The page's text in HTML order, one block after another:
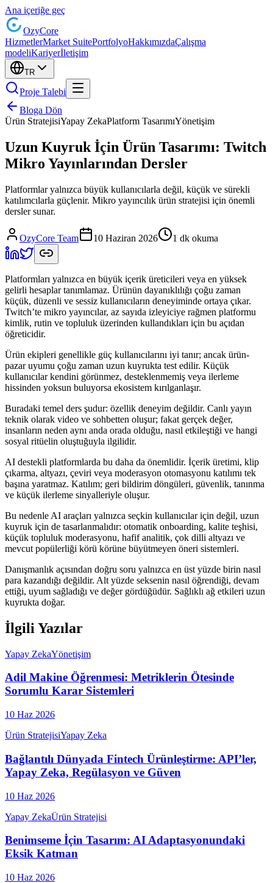
Ana içeriğe geç
OzyCore
HizmetlerMarket SuitePortfolyoHakkımızdaÇalışma
modeliKariyerİletişim
TR
Proje Talebi
Bloga Dön
Ürün StratejisiYapay ZekaPlatform TasarımıYönetişim
Uzun Kuyruk İçin Ürün Tasarımı: Twitch
Mikro Yayınlarından Dersler
Platformlar yalnızca büyük kullanıcılarla değil, küçük ve sürekli
katılımcılarla güçlenir. Mikro yayıncılık ürün stratejisi için önemli
dersler sunar.
OzyCore Team 10 Haziran 2026 1 dk okuma
Platformları yalnızca en büyük içerik üreticileri veya en yüksek
gelirli hesaplar tanımlamaz. Ürünün dayanıklılığı çoğu zaman
küçük, düzenli ve sessiz kullanıcıların deneyiminde ortaya çıkar.
Twitch’te mikro yayıncılar, az sayıda izleyiciye rağmen platformu
kimlik, rutin ve topluluk üzerinden kullandıkları için bu açıdan
öğreticidir.
Ürün ekipleri genellikle güç kullanıcılarını iyi tanır; ancak ürün-
pazar uyumu çoğu zaman uzun kuyrukta test edilir. Küçük
kullanıcılar kendini görünmez, desteklenmemiş veya ilerleme
hissinden yoksun buluyorsa ekosistem kırılganlaşır.
Buradaki temel ders şudur: özellik deneyim değildir. Canlı yayın
teknik olarak video ve sohbetten oluşur; fakat gerçek değer,
insanların neden aynı anda orada olduğu, nasıl etkileştiği ve hangi
sosyal ritüelin oluştuğuyla ilgilidir.
AI destekli platformlarda bu daha da önemlidir. İçerik üretimi, klip
çıkarma, altyazı, çeviri veya moderasyon otomasyonu katılımı tek
başına yaratmaz. Katılım; geri bildirim döngüleri, güvenlik, tanınma
ve küçük ilerleme sinyalleriyle oluşur.
Bu nedenle AI araçları yalnızca seçkin kullanıcılar için değil, uzun
kuyruk için de tasarlanmalıdır: otomatik onboarding, kalite teşhisi,
küçük topluluk moderasyonu, hafif analitik, çok dilli altyazı ve
mevcut popülerliği körü körüne büyütmeyen öneri sistemleri.
Danışmanlık açısından doğru soru yalnızca en üst yüzde birin nasıl
para kazandığı değildir. Alt yüzde seksenin nasıl öğrendiği, devam
ettiği, uyum sağladığı ve değer gördüğüdür. Sağlıklı ağ etkileri uzun
kuyrukta doğar.
İlgili Yazılar
Yapay ZekaYönetişim
Adil Makine Öğrenmesi: Metriklerin Ötesinde
Sorumlu Karar Sistemleri
10 Haz 2026
Ürün StratejisiYapay Zeka
Bağlantılı Dünyada Fintech Ürünleştirme: API’ler,
Yapay Zeka, Regülasyon ve Güven
10 Haz 2026
Yapay ZekaÜrün Stratejisi
Benimseme İçin Tasarım: AI Adaptasyonundaki
Eksik Katman
10 Haz 2026